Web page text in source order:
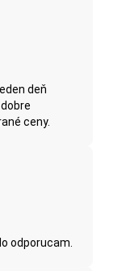
deň
ceny.
odporucam.